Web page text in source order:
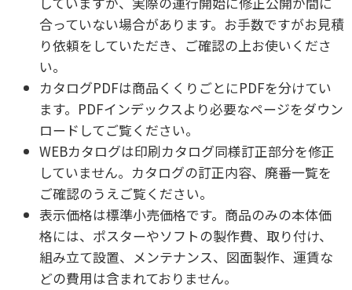
合っていない場合があります。お手数ですがお見積
り依頼をしていただき、ご確認の上お使いくださ
い。
カタログPDFは商品くくりごとにPDFを分けてい
ます。PDFインデックスより必要なページをダウン
ロードしてご覧ください。
WEBカタログは印刷カタログ同様訂正部分を修正
していません。カタログの訂正内容、廃番一覧を
ご確認のうえご覧ください。
表示価格は標準小売価格です。商品のみの本体価
格には、ポスターやソフトの製作費、取り付け、
組み立て設置、メンテナンス、図面製作、運賃な
どの費用は含まれておりません。